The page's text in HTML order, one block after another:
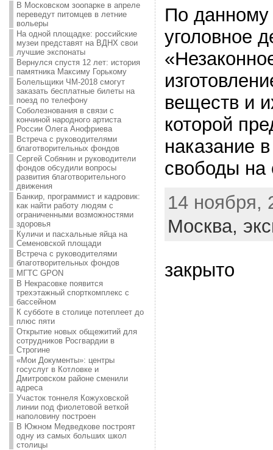
В Московском зоопарке в апреле
переведут питомцев в летние
вольеры
На одной площадке: российские
музеи представят на ВДНХ свои
лучшие экспонаты
Вернулся спустя 12 лет: история
памятника Максиму Горькому
Болельщики ЧМ-2018 смогут
заказать бесплатные билеты на
поезд по телефону
Соболезнования в связи с
кончиной народного артиста
России Олега Анофриева
Встреча с руководителями
благотворительных фондов
Сергей Собянин и руководители
фондов обсудили вопросы
развития благотворительного
движения
Банкир, программист и кадровик:
как найти работу людям с
ограниченными возможностями
здоровья
Куличи и пасхальные яйца на
Семеновской площади
Встреча с руководителями
благотворительных фондов
МГТС GPON
В Некрасовке появится
трехэтажный спорткомплекс с
бассейном
К субботе в столице потеплеет до
плюс пяти
Открытие новых общежитий для
сотрудников Росгвардии в
Строгине
«Мои Документы»: центры
госуслуг в Котловке и
Дмитровском районе сменили
адреса
Участок тоннеля Кожуховской
линии под фиолетовой веткой
наполовину построен
В Южном Медведкове построят
одну из самых больших школ
столицы
По данному
уголовное
веществ и
которой
наказание
свободы на
14 ноября,
Москва,
закрыто